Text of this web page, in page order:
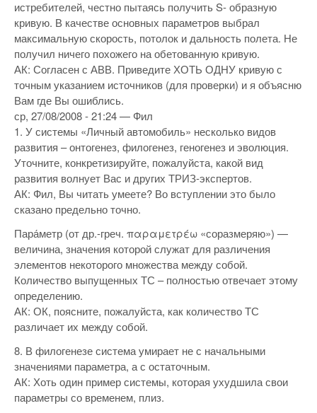
истребителей, честно пытаясь получить S- образную
кривую. В качестве основных параметров выбрал
максимальную скорость, потолок и дальность полета. Не
получил ничего похожего на обетованную кривую.
АК: Согласен с АВВ. Приведите ХОТЬ ОДНУ кривую с
точным указанием источников (для проверки) и я объясню
Вам где Вы ошиблись.
ср, 27/08/2008 - 21:24 — Фил
1. У системы «Личный автомобиль» несколько видов
развития – онтогенез, филогенез, геногенез и эволюция.
Уточните, конкретизируйте, пожалуйста, какой вид
развития волнует Вас и других ТРИЗ-экспертов.
АК: Фил, Вы читать умеете? Во вступлении это было
сказано предельно точно.
Пара́метр (от др.-греч. παραμετρέω «соразмеряю») —
величина, значения которой служат для различения
элементов некоторого множества между собой.
Количество выпущенных ТС – полностью отвечает этому
определению.
АК: ОК, поясните, пожалуйста, как количество ТС
различает их между собой.
8. В филогенезе система умирает не с начальными
значениями параметра, а с остаточным.
АК: Хоть один пример системы, которая ухудшила свои
параметры со временем, плиз.